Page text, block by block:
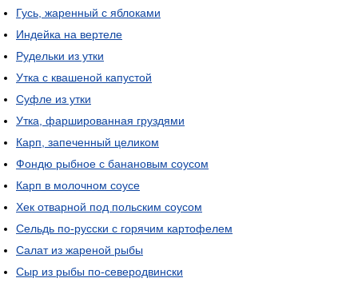
Гусь, жаренный с яблоками
Индейка на вертеле
Рудельки из утки
Утка с квашеной капустой
Суфле из утки
Утка, фаршированная груздями
Карп, запеченный целиком
Фондю рыбное с банановым соусом
Карп в молочном соусе
Хек отварной под польским соусом
Сельдь по-русски с горячим картофелем
Салат из жареной рыбы
Сыр из рыбы по-северодвински